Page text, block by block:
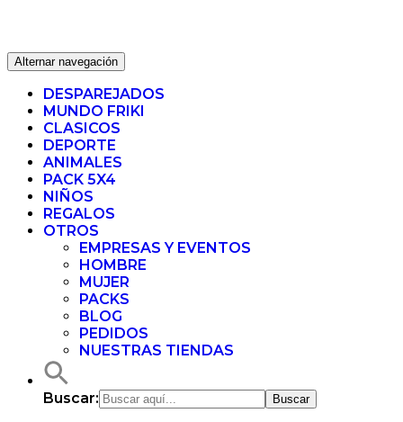
Alternar navegación
DESPAREJADOS
MUNDO FRIKI
CLASICOS
DEPORTE
ANIMALES
PACK 5X4
NIÑOS
REGALOS
OTROS
EMPRESAS Y EVENTOS
HOMBRE
MUJER
PACKS
BLOG
PEDIDOS
NUESTRAS TIENDAS
Buscar: